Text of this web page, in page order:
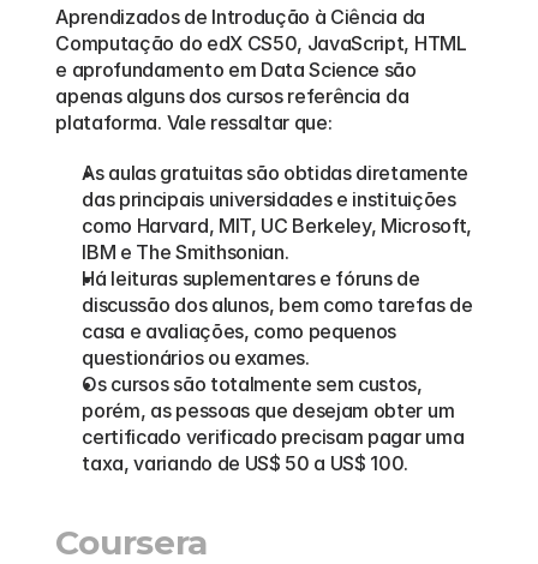
Aprendizados de Introdução à Ciência da
Computação do edX CS50, JavaScript, HTML
e aprofundamento em Data Science são
apenas alguns dos cursos referência da
plataforma. Vale ressaltar que:
As aulas gratuitas são obtidas diretamente
das principais universidades e instituições
como Harvard, MIT, UC Berkeley, Microsoft,
IBM e The Smithsonian.
Há leituras suplementares e fóruns de
discussão dos alunos, bem como tarefas de
casa e avaliações, como pequenos
questionários ou exames.
Os cursos são totalmente sem custos,
porém, as pessoas que desejam obter um
certificado verificado precisam pagar uma
taxa, variando de US$ 50 a US$ 100.
Coursera